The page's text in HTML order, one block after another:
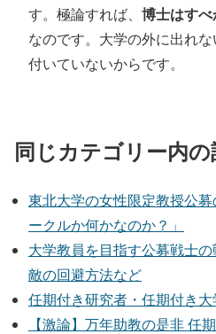
す。極論すれば、 博士はす
なのです。大学の外に出れ
付いていないからです。
同じカテゴリー内
東北大学の女性限定教授公
ークルか何かなのか？」
大学教員を目指す公募戦士
敵の回避方法など
任期付き研究者・任期付き大
【激論】万年助教の是非 任